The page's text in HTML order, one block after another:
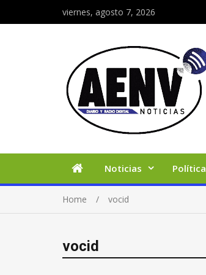
viernes, agosto 7, 2026
Noticias Política
Home vocid
vocid